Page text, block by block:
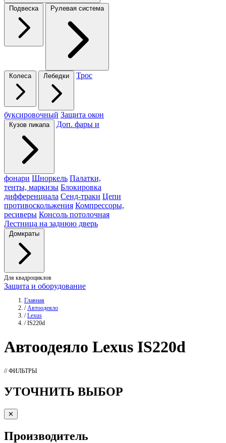
Подвеска Рулевая система
Колеса Лебедки Трос
буксировочный Защита окон
Кузов пикапа Доп. фары и
фонари Шноркель Палатки,
тенты, маркизы Блокировка
дифференциала Сенд-траки Цепи
противоскольжения Компрессоры,
ресиверы Консоль потолочная
Лестница на заднюю дверь
Домкраты
Для квадроциклов
Защита и оборудование
Главная
/ Автоодеяло
/ Lexus
/ IS220d
Автоодеяло Lexus IS220d
// ФИЛЬТРЫ
УТОЧНИТЬ ВЫБОР
✕
Производитель